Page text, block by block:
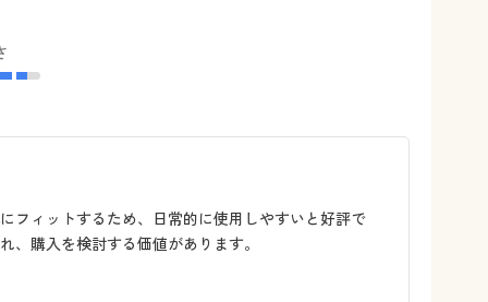
フィットするため、日常的に使用しやすいと好評で
購入を検討する価値があります。